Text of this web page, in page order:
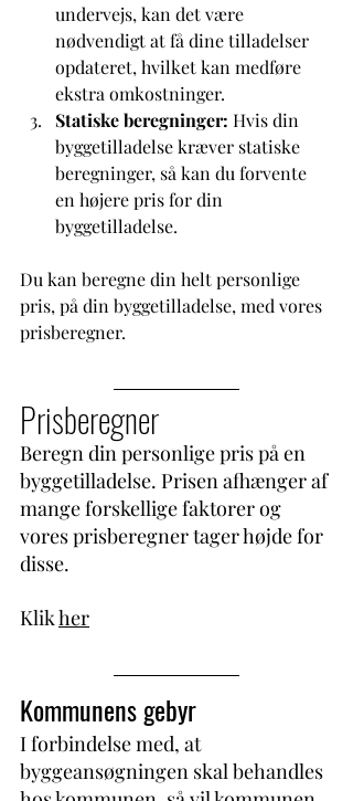
undervejs, kan det være
nødvendigt at få dine tilladelser
opdateret, hvilket kan medføre
ekstra omkostninger.
Statiske beregninger: Hvis din
byggetilladelse kræver statiske
beregninger, så kan du forvente
en højere pris for din
byggetilladelse.
Du kan beregne din helt personlige
pris, på din byggetilladelse, med vores
prisberegner.
Prisberegner
Beregn din personlige pris på en
byggetilladelse. Prisen afhænger af
mange forskellige faktorer og
vores prisberegner tager højde for
disse.
Klik her
Kommunens gebyr
I forbindelse med, at
byggeansøgningen skal behandles